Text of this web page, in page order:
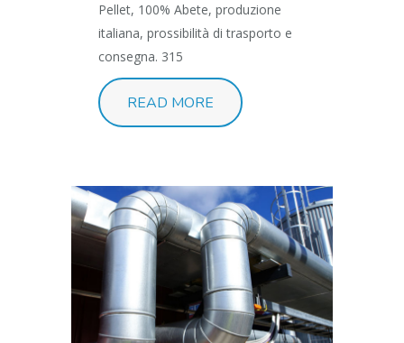
Pellet, 100% Abete, produzione
italiana, prossibilità di trasporto e
consegna. 315
READ MORE